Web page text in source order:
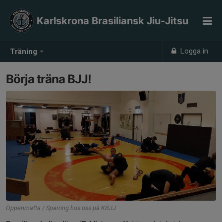
Träning Logga in
Karlskrona Brasiliansk Jiu-Jitsu
Börja träna BJJ!
Öppenmatta / Sparring hos oss på KBJJ